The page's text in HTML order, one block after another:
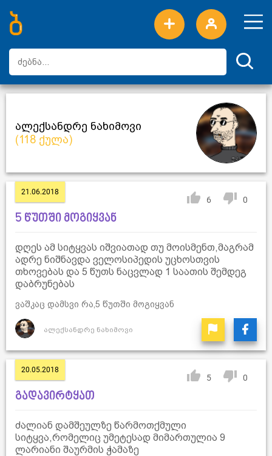
ახალი სიტყვები
ტოპ სიტყვები
დღის ტოპ სიტყვები
ტოპ მომხმარებლები
ალექსანდრე ნახიმოვი
(118 ქულა)
21.06.2018
6 0
5 წუთში მოგიყვან
დღეს ამ სიტყვას იშვიათად თუ მოისმენთ,მაგრამ
ადრე ნიშნავდა ველოსიპედის უცხოსთვის
თხოვებას და 5 წუთს ნაცვლად 1 საათის შემდეგ
დაბრუნებას
ვაშკაც დამსვი რა,5 წუთში მოგიყვან
ალექსანდრე ნახიმოვი
20.05.2018
5 0
გადავირტყათ
ძალიან დამშეულზე წარმოთქმული
სიტყვა,რომელიც უმეტესად მიმართულია 9
ლარიანი შაურმის ჭამაზე